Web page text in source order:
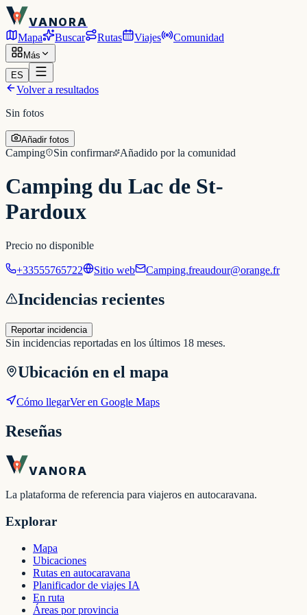
VANORA
Mapa Buscar Rutas Viajes Comunidad
Más
ES
Volver a resultados
Sin fotos
Añadir fotos
Camping Sin confirmar Añadido por la comunidad
Camping du Lac de St-
Pardoux
Precio no disponible
+33555765722 Sitio web Camping.freaudour@orange.fr
Incidencias recientes
Reportar incidencia
Sin incidencias reportadas en los últimos 18 meses.
Ubicación en el mapa
Cómo llegarVer en Google Maps
Reseñas
VANORA
La plataforma de referencia para viajeros en autocaravana.
Explorar
Mapa
Ubicaciones
Rutas en autocaravana
Planificador de viajes IA
En ruta
Áreas por provincia